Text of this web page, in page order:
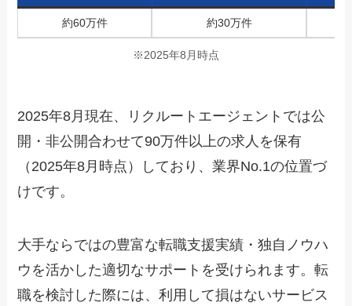
約60万件 約30万件
※2025年8月時点
2025年8月現在、リクルートエージェントでは公
開・非公開合わせて90万件以上の求人を保有
（2025年8月時点）しており、業界No.1の位置づ
けです。
大手ならではの豊富な転職支援実績・独自ノウハ
ウを活かした適切なサポートを受けられます。転
職を検討した際には、利用して損はないサービス